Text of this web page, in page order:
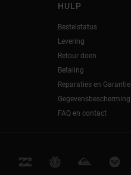
HULP
Bestelstatus
Levering
Retour doen
Betaling
Reparaties en Garantie
Gegevensbescherming
FAQ en contact